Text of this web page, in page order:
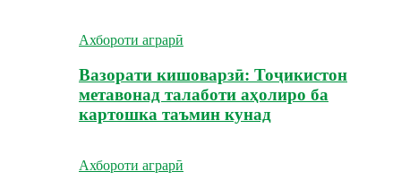
Ахбороти аграрӣ
Вазорати кишоварзӣ: Тоҷикистон
метавонад талаботи аҳолиро ба
картошка таъмин кунад
Ахбороти аграрӣ